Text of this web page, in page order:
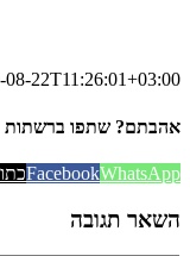
08-22T11:26:01+03:00
אהבתם? שתפו ברשתות
FacebookWhatsApp
השאר תגובה